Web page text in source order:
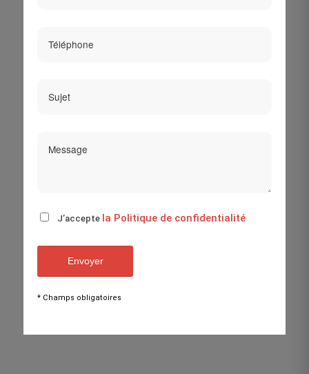
J’accepte la Politique de confidentialité
* Champs obligatoires